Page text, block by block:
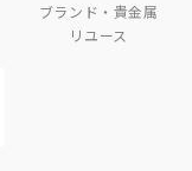
ブランド・貴金属
リユース